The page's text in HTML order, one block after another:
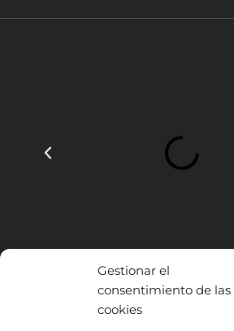
Gestionar el
consentimiento de las
cookies